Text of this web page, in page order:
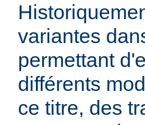
variantes
permettant
différents
ce titre, des